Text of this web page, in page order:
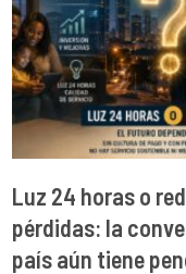
Luz 24 horas o
pérdidas: la
país aún tiene